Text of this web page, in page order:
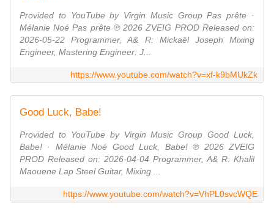
Provided to YouTube by Virgin Music Group Pas prête ·
Mélanie Noé Pas prête ℗ 2026 ZVEIG PROD Released on:
2026-05-22 Programmer, A& R: Mickaël Joseph Mixing
Engineer, Mastering Engineer: J...
https://www.youtube.com/watch?v=xf-k9bMUkZk
Good Luck, Babe!
Provided to YouTube by Virgin Music Group Good Luck,
Babe! · Mélanie Noé Good Luck, Babe! ℗ 2026 ZVEIG
PROD Released on: 2026-04-04 Programmer, A& R: Khalil
Maouene Lap Steel Guitar, Mixing ...
https://www.youtube.com/watch?v=VhPL0svcWQE